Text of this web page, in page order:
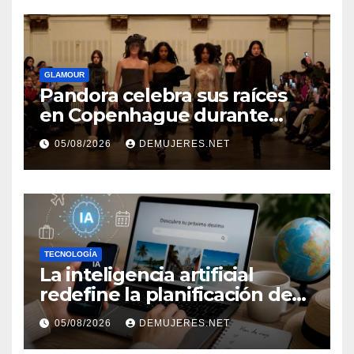
GLAMOUR
Pandora celebra sus raíces
en Copenhague durante
Copenhagen Fashion Week a
través de alianzas creativas
05/08/2026 DEMUJERES.NET
TECNOLOGÍA
La inteligencia artificial
redefine la planificación de
viajes: Los huéspedes
centran sus decisiones y
05/08/2026 DEMUJERES.NET